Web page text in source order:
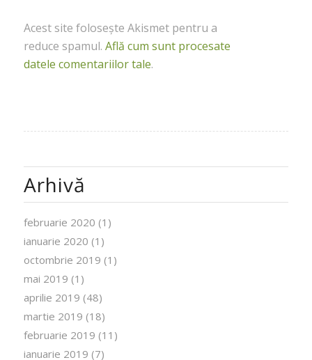
Acest site folosește Akismet pentru a
reduce spamul. Află cum sunt procesate
datele comentariilor tale.
Arhivă
februarie 2020 (1)
ianuarie 2020 (1)
octombrie 2019 (1)
mai 2019 (1)
aprilie 2019 (48)
martie 2019 (18)
februarie 2019 (11)
ianuarie 2019 (7)